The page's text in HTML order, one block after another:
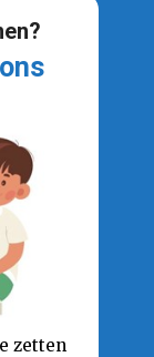
zetten